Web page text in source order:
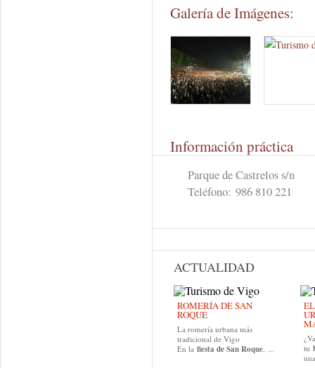
Galería de Imágenes:
Información práctica
Parque de Castrelos s/n
Teléfono: 986 810 221
ACTUALIDAD
ROMERÍA DE SAN
ROQUE
La romería urbana más
tradicional de Vigo
En la fiesta de San Roque, ...
tu